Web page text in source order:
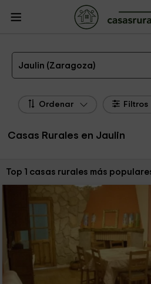
Casas Rurales
Zaragoza
Casas Rurales Jaulin
Las 1 mejores casas rurales en Jaulin de 2026
Jaulin (Zaragoza)
Ordenar Filtros
Casas Rurales en Jaulin
Ordenar por:
Top 1 casas rurales más